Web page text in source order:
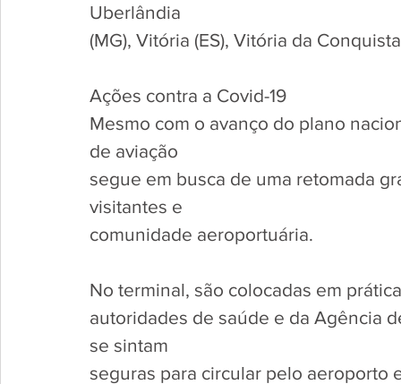
Uberlândia
(MG), Vitória (ES), Vitória da
Ações contra a Covid-19
Mesmo com o avanço do plano
de aviação
segue em busca de uma retomada
visitantes e
comunidade aeroportuária.
No terminal, são colocadas em
autoridades de saúde e da Agência
se sintam
seguras para circular pelo aeroporto